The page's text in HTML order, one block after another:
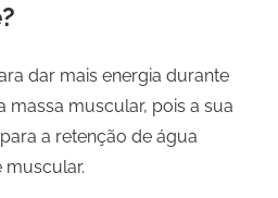
dar mais energia durante
massa muscular, pois a sua
a retenção de água